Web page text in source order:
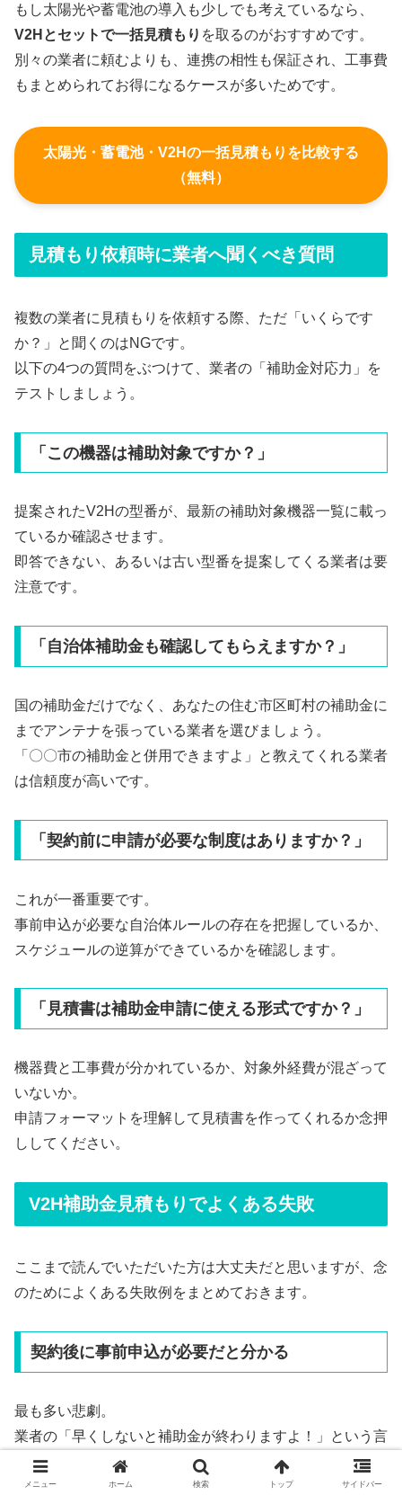
もし太陽光や蓄電池の導入も少しでも考えているなら、
V2Hとセットで一括見積もり を取るのがおすすめです。
別々の業者に頼むよりも、連携の相性も保証され、工事費
もまとめられてお得になるケースが多いためです。
太陽光・蓄電池・V2Hの一括見積もりを比較する
（無料）
見積もり依頼時に業者へ聞くべき質問
複数の業者に見積もりを依頼する際、ただ「いくらです
か？」と聞くのはNGです。
以下の4つの質問をぶつけて、業者の「補助金対応力」を
テストしましょう。
「この機器は補助対象ですか？」
提案されたV2Hの型番が、最新の補助対象機器一覧に載っ
ているか確認させます。
即答できない、あるいは古い型番を提案してくる業者は要
注意です。
「自治体補助金も確認してもらえますか？」
国の補助金だけでなく、あなたの住む市区町村の補助金に
までアンテナを張っている業者を選びましょう。
「〇〇市の補助金と併用できますよ」と教えてくれる業者
は信頼度が高いです。
「契約前に申請が必要な制度はありますか？」
これが一番重要です。
事前申込が必要な自治体ルールの存在を把握しているか、
スケジュールの逆算ができているかを確認します。
「見積書は補助金申請に使える形式ですか？」
機器費と工事費が分かれているか、対象外経費が混ざって
いないか。
申請フォーマットを理解して見積書を作ってくれるか念押
ししてください。
V2H補助金見積もりでよくある失敗
ここまで読んでいただいた方は大丈夫だと思いますが、念
のためによくある失敗例をまとめておきます。
契約後に事前申込が必要だと分かる
最も多い悲劇。
業者の「早くしないと補助金が終わりますよ！」という言
葉に焦って契約し、後から自治体窓口で「契約後の申請は
受け付けられません」と門前払いされるケースです。
メニュー ホーム 検索 トップ サイドバー